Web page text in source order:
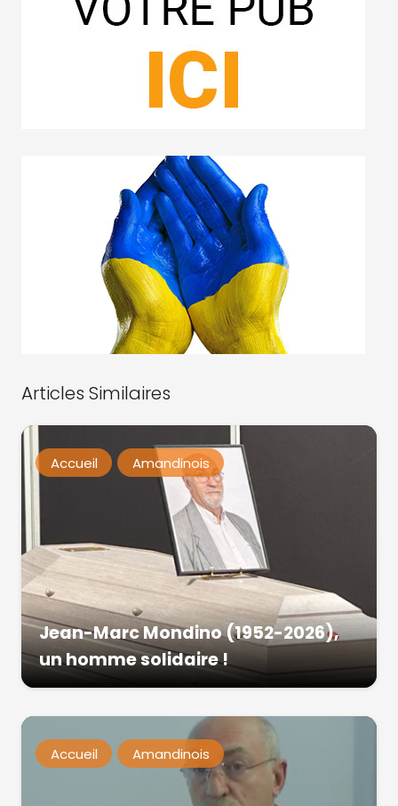
Articles Similaires
Accueil Amandinois
Jean-Marc Mondino (1952-2026),
un homme solidaire !
Accueil Amandinois